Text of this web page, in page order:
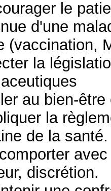
le
d'une
(vaccination,
la
au bien-
la
de la santé.
discrétion.